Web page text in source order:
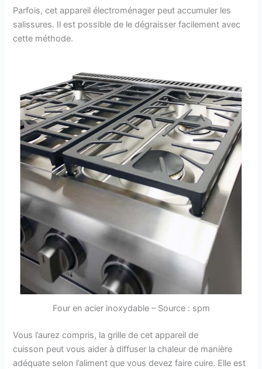
Parfois, cet appareil électroménager peut accumuler les
salissures. Il est possible de le dégraisser facilement avec
cette méthode.
Four en acier inoxydable – Source : spm
Vous l’aurez compris, la grille de cet appareil de
cuisson peut vous aider à diffuser la chaleur de manière
adéquate selon l’aliment que vous devez faire cuire. Elle est